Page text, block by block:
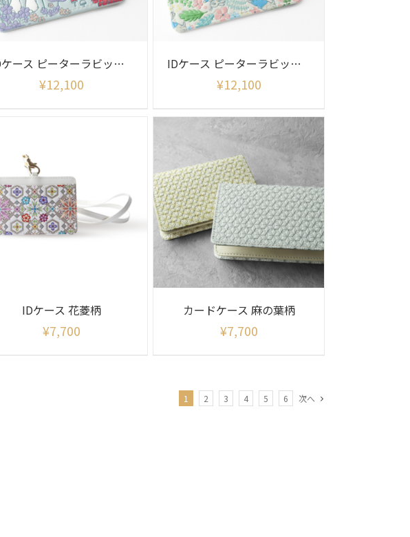
IDケース ピーターラビット リニアメドウ
¥12,100
IDケース ピーターラビット イングリッシュガーデン
¥12,100
IDケース 花菱柄
¥7,700
カードケース 麻の葉柄
¥7,700
1 2 3 4 5 6 次へ